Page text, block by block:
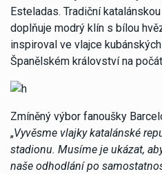
Esteladas. Tradiční
doplňuje modrý klín s bílou
inspiroval ve vlajce
Španělském království na
Zmíněný výbor fanoušky
„Vyvěsme vlajky katalánské
stadionu. Musíme je ukázat,
naše odhodlání po